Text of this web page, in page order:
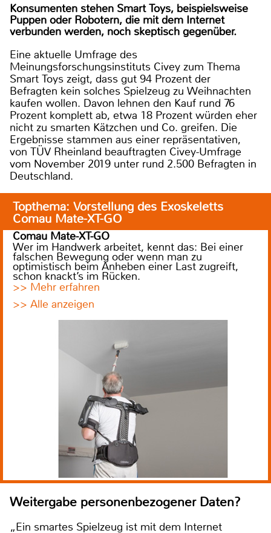
Konsumenten stehen Smart Toys, beispielsweise
Puppen oder Robotern, die mit dem Internet
verbunden werden, noch skeptisch gegenüber.
Eine aktuelle Umfrage des
Meinungsforschungsinstituts Civey zum Thema
Smart Toys zeigt, dass gut 94 Prozent der
Befragten kein solches Spielzeug zu Weihnachten
kaufen wollen. Davon lehnen den Kauf rund 76
Prozent komplett ab, etwa 18 Prozent würden eher
nicht zu smarten Kätzchen und Co. greifen. Die
Ergebnisse stammen aus einer repräsentativen,
von TÜV Rheinland beauftragten Civey-Umfrage
vom November 2019 unter rund 2.500 Befragten in
Deutschland.
Topthema: Vorstellung des Exoskeletts
Comau Mate-XT-GO
Comau Mate-XT-GO
Wer im Handwerk arbeitet, kennt das: Bei einer
falschen Bewegung oder wenn man zu
optimistisch beim Anheben einer Last zugreift,
schon knackt’s im Rücken.
>> Mehr erfahren
>> Alle anzeigen
Weitergabe personenbezogener Daten?
„Ein smartes Spielzeug ist mit dem Internet